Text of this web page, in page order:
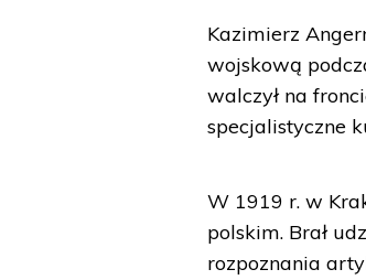
Kazimierz
wojskową
walczył na
specjalistyczne
W 1919 r. w
polskim. Brał
rozpoznania